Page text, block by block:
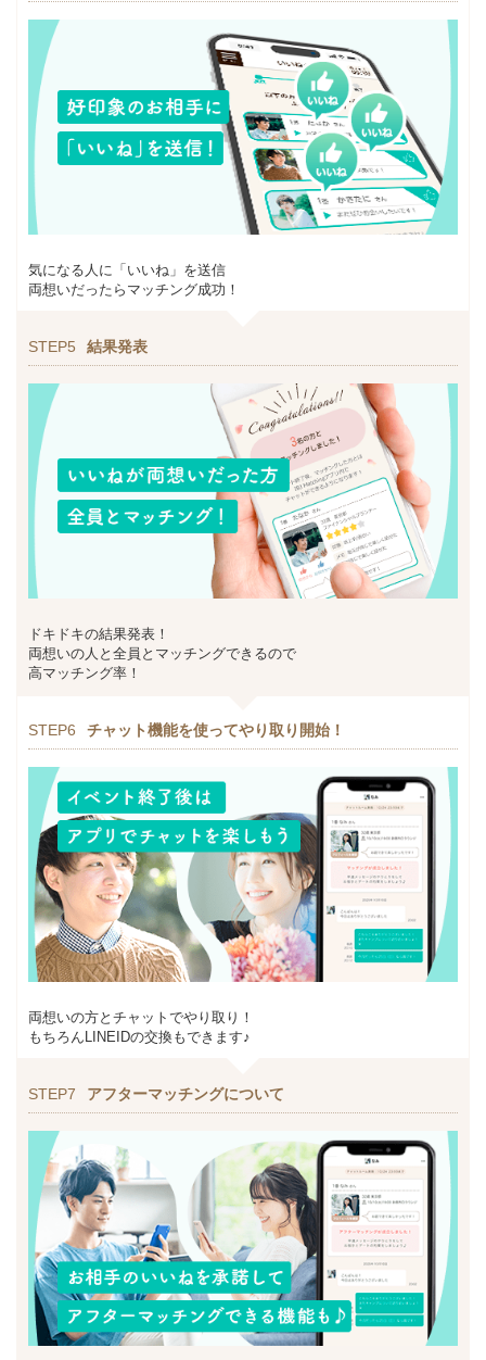
気になる人に「いいね」を送信
両想いだったらマッチング成功！
STEP5 結果発表
ドキドキの結果発表！
両想いの人と全員とマッチングできるので
高マッチング率！
STEP6 チャット機能を使ってやり取り開始！
両想いの方とチャットでやり取り！
もちろんLINEIDの交換もできます♪
STEP7 アフターマッチングについて